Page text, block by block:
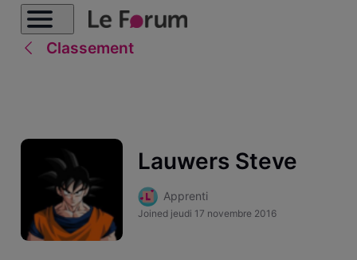
Classement
Lauwers Steve
Apprenti
Joined jeudi 17 novembre 2016